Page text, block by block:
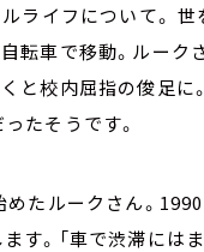
ライフについて。
転車で移動。ルー
と校内屈指の俊足
たそうです。
めたルークさん。
す。「車で渋滞には